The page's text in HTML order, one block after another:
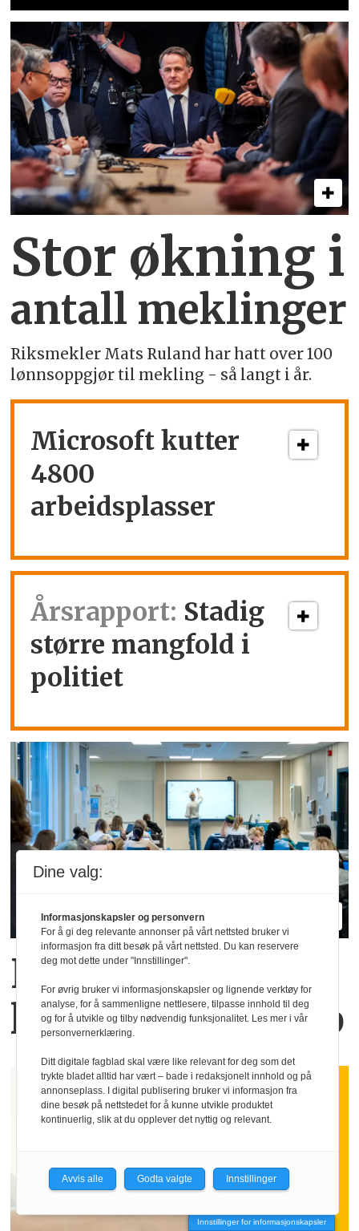
Stor økning i
antall meklinger
Riksmekler Mats Ruland har hatt over 100
lønnsoppgjør til mekling - så langt i år.
Microsoft kutter
4800
arbeidsplasser
Årsrapport: Stadig
større mangfold i
politiet
Flere lærere opp­
lever vold på jobb
Innstillinger for informasjonskapsler
Dine valg:
Informasjonskapsler og personvern
For å gi deg relevante annonser på vårt nettsted bruker vi
informasjon fra ditt besøk på vårt nettsted. Du kan reservere
deg mot dette under "Innstillinger".
For øvrig bruker vi informasjonskapsler og lignende verktøy for
analyse, for å sammenligne nettlesere, tilpasse innhold til deg
og for å utvikle og tilby nødvendig funksjonalitet. Les mer i vår
personvernerklæring.
Ditt digitale fagblad skal være like relevant for deg som det
trykte bladet alltid har vært – bade i redaksjonelt innhold og på
annonseplass. I digital publisering bruker vi informasjon fra
dine besøk på nettstedet for å kunne utvikle produktet
kontinuerlig, slik at du opplever det nyttig og relevant.
Avvis alle Godta valgte Innstillinger